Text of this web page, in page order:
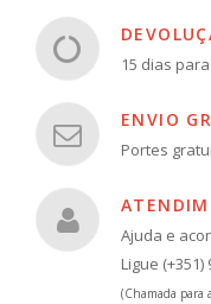
15 dias
ENVIO
Portes
Ajuda e
Ligue (+351)
(Chamada para